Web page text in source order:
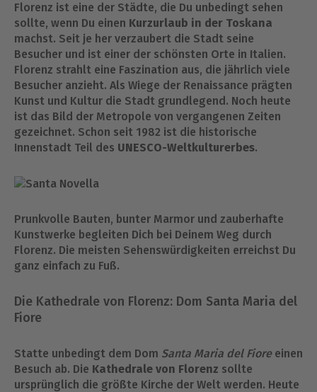
Florenz ist eine der Städte, die Du unbedingt sehen
sollte, wenn Du einen Kurzurlaub in der Toskana
machst. Seit je her verzaubert die Stadt seine
Besucher und ist einer der schönsten Orte in Italien.
Florenz strahlt eine Faszination aus, die jährlich viele
Besucher anzieht. Als Wiege der Renaissance prägten
Kunst und Kultur die Stadt grundlegend. Noch heute
ist das Bild der Metropole von vergangenen Zeiten
gezeichnet. Schon seit 1982 ist die historische
Innenstadt Teil des UNESCO-Weltkulturerbes.
Prunkvolle Bauten, bunter Marmor und zauberhafte
Kunstwerke begleiten Dich bei Deinem Weg durch
Florenz. Die meisten Sehenswürdigkeiten erreichst Du
ganz einfach zu Fuß.
Die Kathedrale von Florenz: Dom Santa Maria del
Fiore
Statte unbedingt dem Dom Santa Maria del Fioreeinen
Besuch ab. Die Kathedrale von Florenz sollte
ursprünglich die größte Kirche der Welt werden. Heute